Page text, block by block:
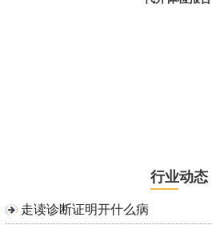
行业动态
走读诊断证明开什么病